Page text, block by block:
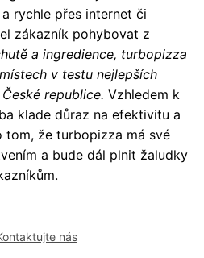
rychle přes internet či
zákazník pohybovat z
a ingredience, turbopizza
v testu nejlepších
republice. Vzhledem k
klade důraz na efektivitu a
tom, že turbopizza má své
a bude dál plnit žaludky
nás